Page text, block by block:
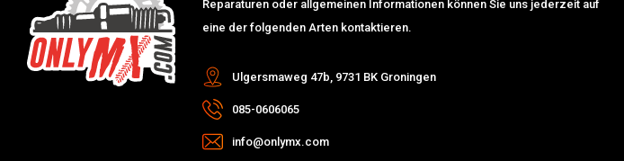
Reparaturen oder allgemeinen Informationen können Sie uns jederzeit auf
eine der folgenden Arten kontaktieren.
Ulgersmaweg 47b, 9731 BK Groningen
085-0606065
info@onlymx.com